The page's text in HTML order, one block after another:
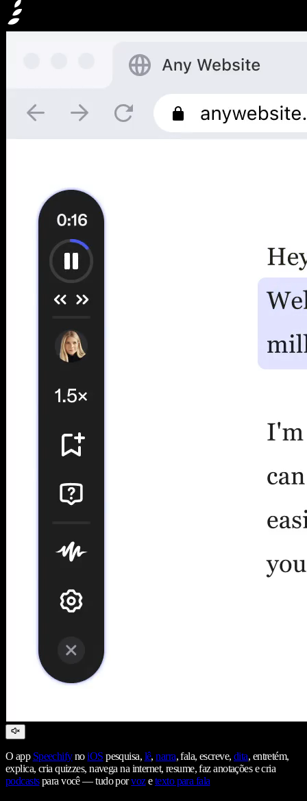
O app SpeechifynoiOS pesquisa, lê,narra, fala, escreve,dita, entretém,
explica, cria quizzes, navega na internet, resume, faz anotações e cria
podcastspara você — tudo porvozetexto para fala